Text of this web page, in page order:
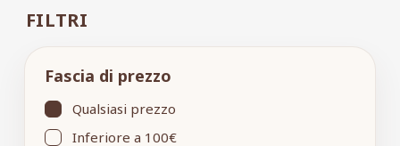
FILTRI
Fascia di prezzo
Qualsiasi prezzo
Inferiore a 100€